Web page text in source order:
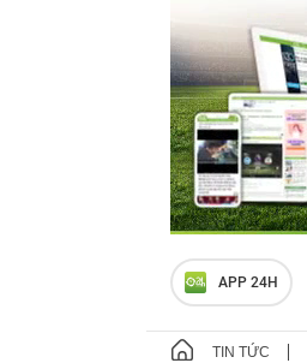
APP 24H
TIN TỨC